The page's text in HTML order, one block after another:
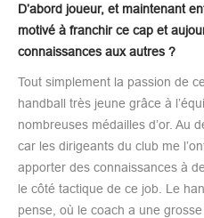
D’abord joueur, et maintenant
motivé à franchir ce cap et
connaissances aux autres ?
Tout simplement la passion de
handball très jeune grâce à
nombreuses médailles d’or. Au
car les dirigeants du club me
apporter des connaissances à
le côté tactique de ce job. Le
pense, où le coach a une